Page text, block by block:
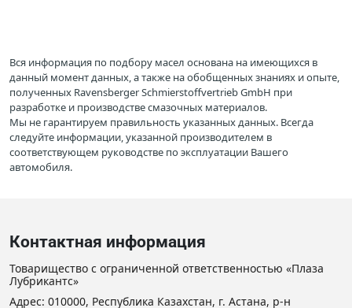
Вся информация по подбору масел основана на имеющихся в
данный момент данных, а также на обобщенных знаниях и опыте,
полученных Ravensberger Schmierstoffvertrieb GmbH при
разработке и производстве смазочных материалов.
Мы не гарантируем правильность указанных данных. Всегда
следуйте информации, указанной производителем в
соответствующем руководстве по эксплуатации Вашего
автомобиля.
Контактная информация
Товарищество с ограниченной ответственностью «Плаза
Лубрикантс»
Адрес: 010000, Республика Казахстан, г. Астана, р-н